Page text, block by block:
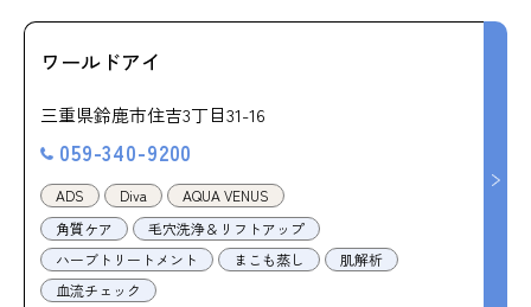
ワールドアイ
三重県鈴鹿市住吉3丁目31-16
059-340-9200
ADS Diva
AQUA VENUS
角質ケア
毛穴洗浄＆リフトアップ
ハーブトリートメント
まこも蒸し
肌解析
血流チェック